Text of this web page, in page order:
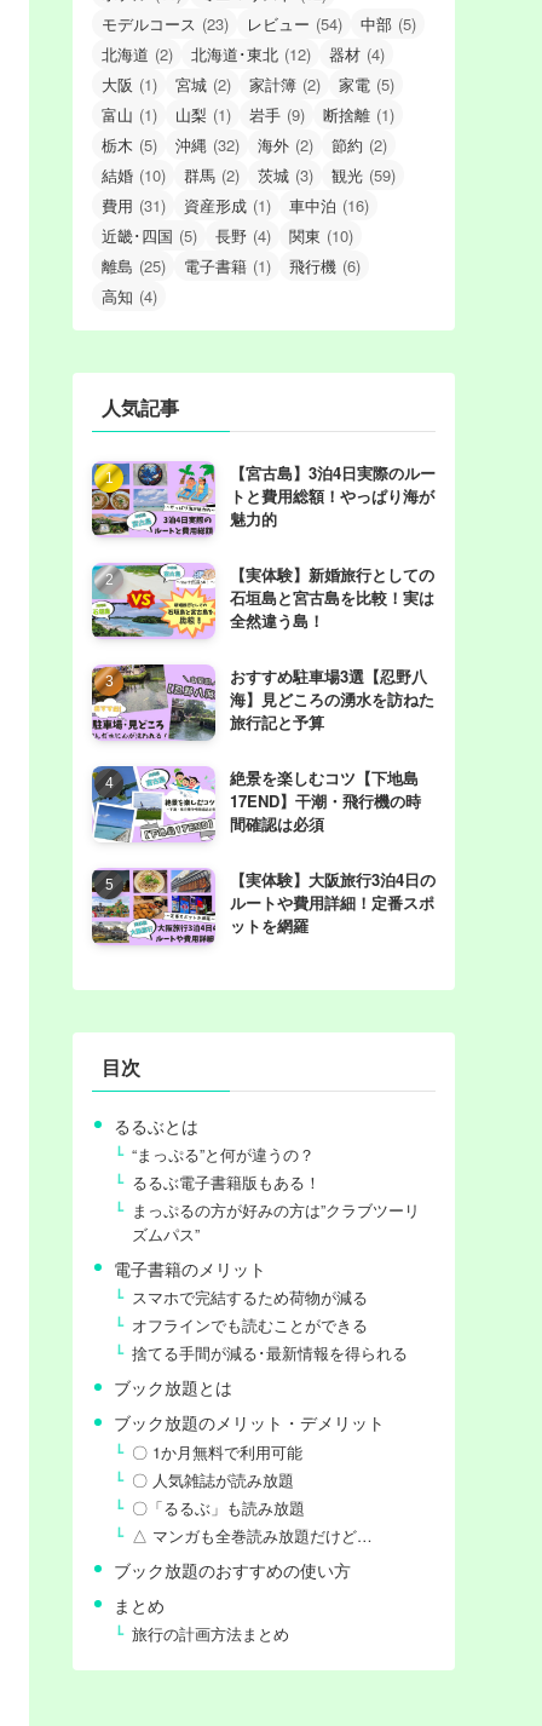
モデルコース (23) レビュー (54) 中部 (5)
北海道 (2) 北海道･東北 (12) 器材 (4)
大阪 (1) 宮城 (2) 家計簿 (2) 家電 (5)
富山 (1) 山梨 (1) 岩手 (9) 断捨離 (1)
栃木 (5) 沖縄 (32) 海外 (2) 節約 (2)
結婚 (10) 群馬 (2) 茨城 (3) 観光 (59)
費用 (31) 資産形成 (1) 車中泊 (16)
近畿･四国 (5) 長野 (4) 関東 (10)
離島 (25) 電子書籍 (1) 飛行機 (6)
高知 (4)
人気記事
【宮古島】3泊4日実際のルー
トと費用総額！やっぱり海が
魅力的
【実体験】新婚旅行としての
石垣島と宮古島を比較！実は
全然違う島！
おすすめ駐車場3選【忍野八
海】見どころの湧水を訪ねた
旅行記と予算
絶景を楽しむコツ【下地島
17END】干潮・飛行機の時
間確認は必須
【実体験】大阪旅行3泊4日の
ルートや費用詳細！定番スポ
ットを網羅
目次
るるぶとは
“まっぷる”と何が違うの？
るるぶ電子書籍版もある！
まっぷるの方が好みの方は”クラブツーリ
ズムパス”
電子書籍のメリット
スマホで完結するため荷物が減る
オフラインでも読むことができる
捨てる手間が減る･最新情報を得られる
ブック放題とは
ブック放題のメリット・デメリット
〇 1か月無料で利用可能
〇 人気雑誌が読み放題
〇「るるぶ」も読み放題
△ マンガも全巻読み放題だけど…
ブック放題のおすすめの使い方
まとめ
旅行の計画方法まとめ